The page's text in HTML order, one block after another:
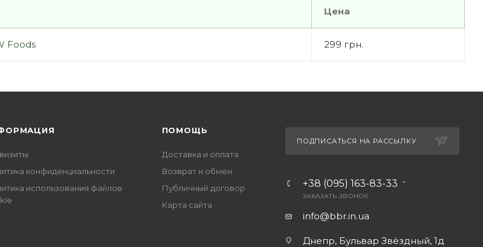
Цена
Foods 299 грн.
конфиденциальности
использования файлов
ПОМОЩЬ
Доставка и оплата
Возврат и обмен
Публичный договор
Карта сайта
ПОДПИСАТЬСЯ НА РАССЫЛКУ
+38 (095) 163-83-33
ЗАКАЗАТЬ ЗВОНОК
info@bbr.in.ua
Днепр, Бульвар Звёздный, 1д